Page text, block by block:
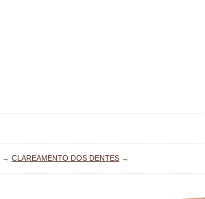
→ CLAREAMENTO DOS DENTES →